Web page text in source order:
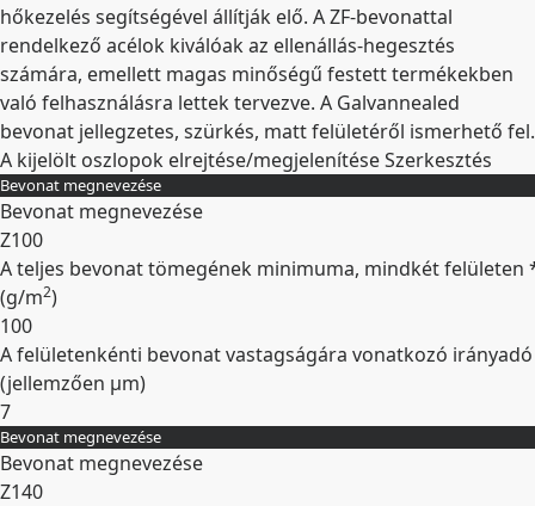
hőkezelés segítségével állítják elő. A ZF-bevonattal
rendelkező acélok kiválóak az ellenállás-hegesztés
számára, emellett magas minőségű festett termékekben
való felhasználásra lettek tervezve. A Galvannealed
bevonat jellegzetes, szürkés, matt felületéről ismerhető fel.
A kijelölt oszlopok elrejtése/megjelenítéseSzerkesztés
Bevonat megnevezése
Bevonat megnevezése
Z100
A teljes bevonat tömegének minimuma, mindkét felületen
(g/m2)
100
A felületenkénti bevonat vastagságára vonatkozó
(jellemzően µm)
7
Kibontás
Bevonat megnevezése
Bevonat megnevezése
Z140